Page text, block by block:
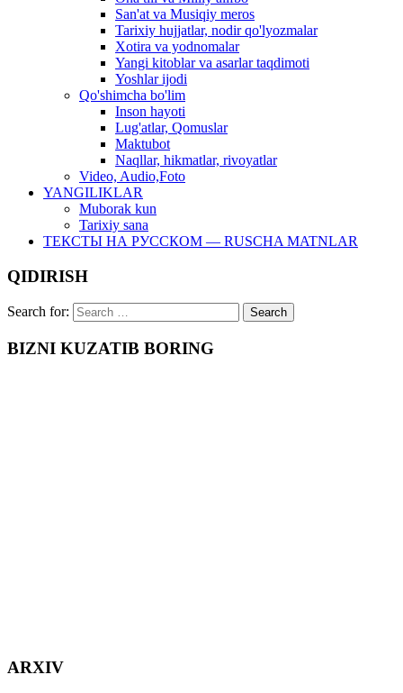
San'at va Musiqiy meros
Tarixiy hujjatlar, nodir qo'lyozmalar
Xotira va yodnomalar
Yangi kitoblar va asarlar taqdimoti
Yoshlar ijodi
Qo'shimcha bo'lim
Inson hayoti
Lug'atlar, Qomuslar
Maktubot
Naqllar, hikmatlar, rivoyatlar
Video, Audio,Foto
YANGILIKLAR
Muborak kun
Tarixiy sana
ТЕКСТЫ НА РУССКОМ — RUSCHA MATNLAR
QIDIRISH
Search for:
BIZNI KUZATIB BORING
ARXIV